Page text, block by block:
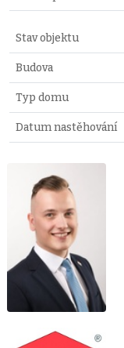
Stav objektu
Budova
Typ domu
Datum nastěhování